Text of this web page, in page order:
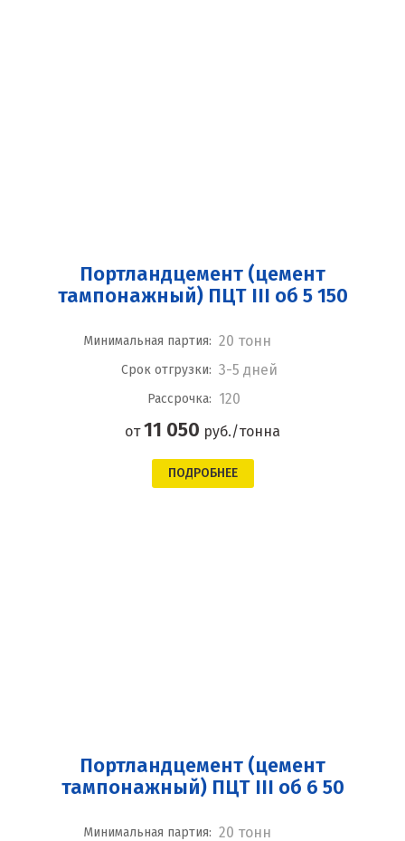
Портландцемент (цемент
тампонажный) ПЦТ III об 5 150
Минимальная партия: 20 тонн
Срок отгрузки: 3-5 дней
Рассрочка: 120
от11 050 руб./тонна
ПОДРОБНЕЕ
Портландцемент (цемент
тампонажный) ПЦТ III об 6 50
Минимальная партия: 20 тонн